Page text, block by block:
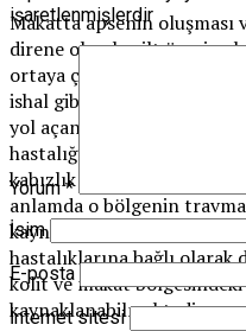
Makatta apsenin oluşması
direne olarak, cilt üzerine
ortaya çıkan fistül kanalı
ishal gibi bölgenin
yol açan durumlardan
hastalığından
kabızlık ve ishal
anlamda o bölgenin
kaynaklı olarak
hastalıklarına bağlı
kolit ve makat
kaynaklanabilmektedir.
işaretlenmişlerdir
Yorum*
İsim
E-posta
İnternet sitesi